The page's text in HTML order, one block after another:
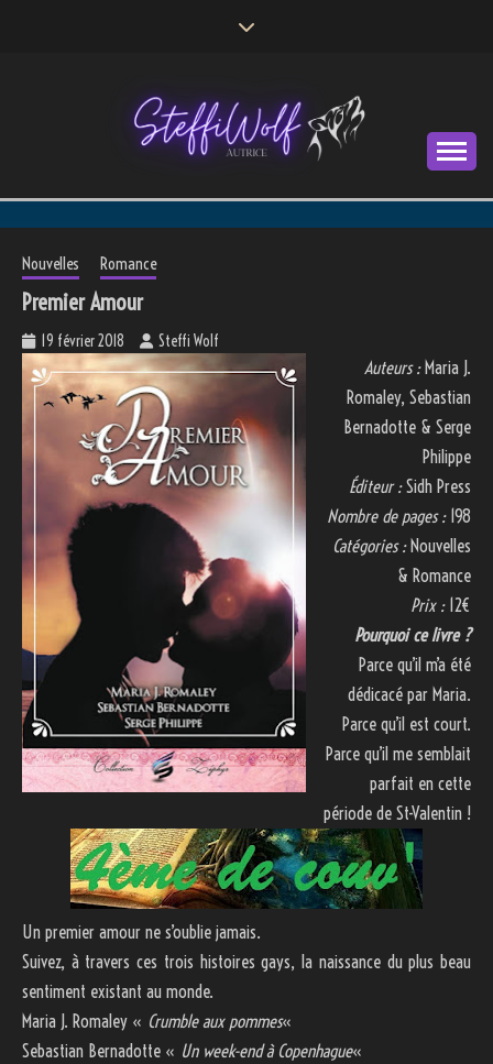
STEFFI WOLF
Nouvelles Romance
Premier Amour
19 février 2018 Steffi Wolf
Auteurs : Maria J.
Romaley, Sebastian
Bernadotte & Serge
Philippe
Éditeur :Sidh Press
Nombre de pages : 198
Catégories : Nouvelles
& Romance
Prix : 12€
Pourquoi ce livre ?
Parce qu’il m’a été
dédicacé par Maria.
Parce qu’il est court.
Parce qu’il me semblait
parfait en cette
période de St-Valentin !
Un premier amour ne s’oublie jamais.
Suivez, à travers ces trois histoires gays, la naissance du plus beau
sentiment existant au monde.
Maria J. Romaley « Crumble aux pommes«
Sebastian Bernadotte « Un week-end à Copenhague«